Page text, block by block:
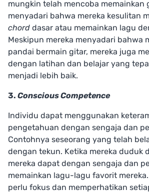
mungkin telah mencoba memainkan
menyadari bahwa mereka kesulitan
chord dasar atau memainkan lagu
Meskipun mereka menyadari bahwa
pandai bermain gitar, mereka juga
dengan latihan dan belajar yang
menjadi lebih baik.
3. Conscious Competence
Individu dapat menggunakan
pengetahuan dengan sengaja dan
Contohnya seseorang yang telah
dengan tekun. Ketika mereka duduk
mereka dapat dengan sengaja dan
memainkan lagu-lagu favorit
perlu fokus dan memperhatikan